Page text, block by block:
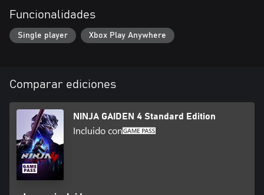
ancestral que amenaza con destruir toda Tokio.
Funcionalidades
Single player Xbox Play Anywhere
Comparar ediciones
NINJA GAIDEN 4 Standard Edition
Incluido con